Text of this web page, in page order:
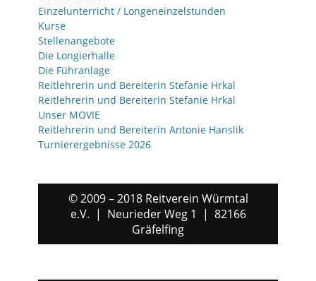
Einzelunterricht / Longeneinzelstunden
Kurse
Stellenangebote
Die Longierhalle
Die Führanlage
Reitlehrerin und Bereiterin Stefanie Hrkal
Reitlehrerin und Bereiterin Stefanie Hrkal
Unser MOVIE
Reitlehrerin und Bereiterin Antonie Hanslik
Turnierergebnisse 2026
© 2009 – 2018 Reitverein Würmtal
e.V. | Neurieder Weg 1 | 82166
Gräfelfing